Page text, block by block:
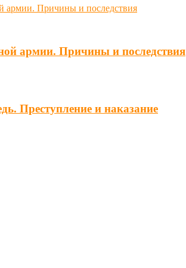
армии. Причины и последствия
Преступление и наказание